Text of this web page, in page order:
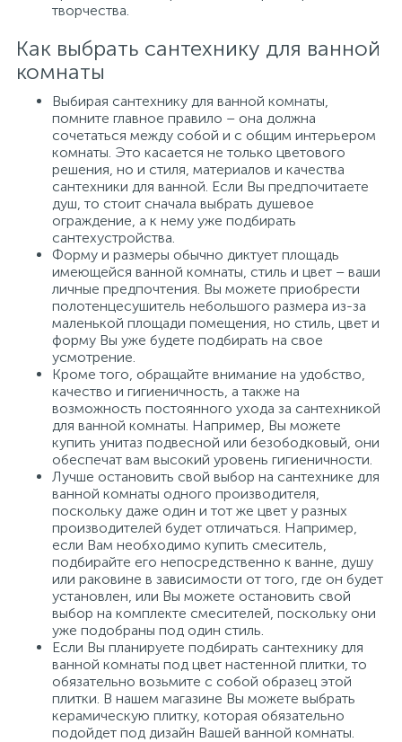
творчества.
Как выбрать сантехнику для ванной
комнаты
Выбирая сантехнику для ванной комнаты,
помните главное правило – она должна
сочетаться между собой и с общим интерьером
комнаты. Это касается не только цветового
решения, но и стиля, материалов и качества
сантехники для ванной. Если Вы предпочитаете
душ, то стоит сначала выбрать душевое
ограждение, а к нему уже подбирать
сантехустройства.
Форму и размеры обычно диктует площадь
имеющейся ванной комнаты, стиль и цвет – ваши
личные предпочтения. Вы можете приобрести
полотенцесушитель небольшого размера из-за
маленькой площади помещения, но стиль, цвет и
форму Вы уже будете подбирать на свое
усмотрение.
Кроме того, обращайте внимание на удобство,
качество и гигиеничность, а также на
возможность постоянного ухода за сантехникой
для ванной комнаты. Например, Вы можете
купить унитаз подвесной или безободковый, они
обеспечат вам высокий уровень гигиеничности.
Лучше остановить свой выбор на сантехнике для
ванной комнаты одного производителя,
поскольку даже один и тот же цвет у разных
производителей будет отличаться. Например,
если Вам необходимо купить смеситель,
подбирайте его непосредственно к ванне, душу
или раковине в зависимости от того, где он будет
установлен, или Вы можете остановить свой
выбор на комплекте смесителей, поскольку они
уже подобраны под один стиль.
Если Вы планируете подбирать сантехнику для
ванной комнаты под цвет настенной плитки, то
обязательно возьмите с собой образец этой
плитки. В нашем магазине Вы можете выбрать
керамическую плитку, которая обязательно
подойдет под дизайн Вашей ванной комнаты.